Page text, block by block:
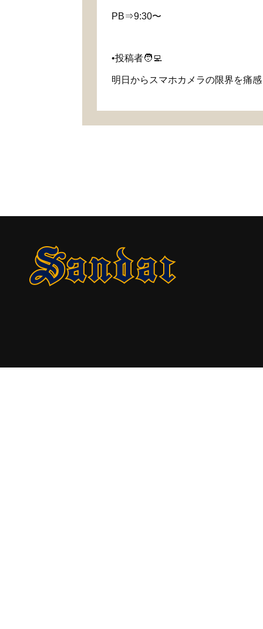
PB⇒9:30〜
•投稿者🧑‍💻
明日からスマホカメラの限界を痛